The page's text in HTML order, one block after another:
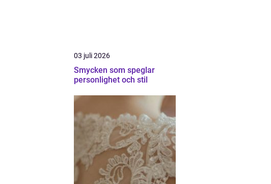
03 juli 2026
Smycken som speglar
personlighet och stil